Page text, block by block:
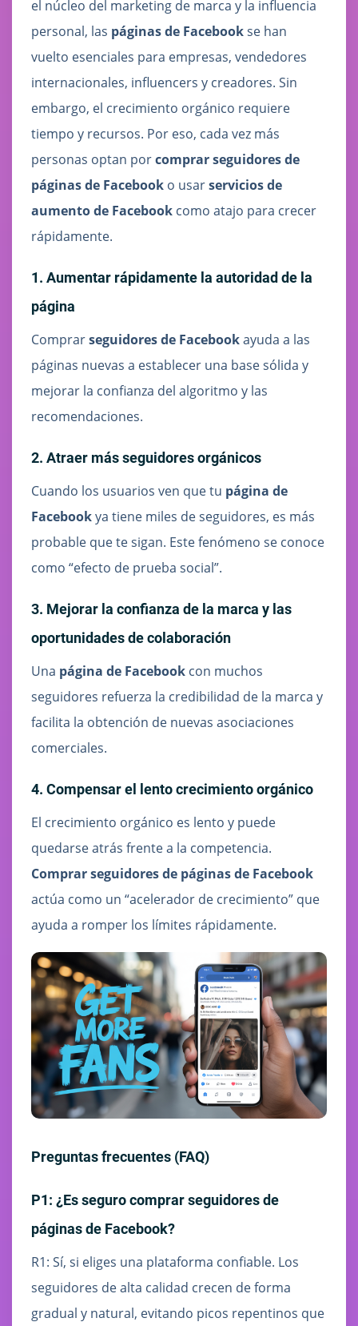
el núcleo del marketing de marca y la influencia
personal, las páginas de Facebookse han
vuelto esenciales para empresas, vendedores
internacionales, influencers y creadores. Sin
embargo, el crecimiento orgánico requiere
tiempo y recursos. Por eso, cada vez más
personas optan porcomprar seguidores de
páginas de Facebook o usarservicios de
aumento de Facebook como atajo para crecer
rápidamente.
1. Aumentar rápidamente la autoridad de la
página
Comprarseguidores de Facebookayuda a las
páginas nuevas a establecer una base sólida y
mejorar la confianza del algoritmo y las
recomendaciones.
2. Atraer más seguidores orgánicos
Cuando los usuarios ven que tu página de
Facebookya tiene miles de seguidores, es más
probable que te sigan. Este fenómeno se conoce
como “efecto de prueba social”.
3. Mejorar la confianza de la marca y las
oportunidades de colaboración
Una página de Facebook con muchos
seguidores refuerza la credibilidad de la marca y
facilita la obtención de nuevas asociaciones
comerciales.
4. Compensar el lento crecimiento orgánico
El crecimiento orgánico es lento y puede
quedarse atrás frente a la competencia.
Comprar seguidores de páginas de Facebook
actúa como un “acelerador de crecimiento” que
ayuda a romper los límites rápidamente.
Preguntas frecuentes (FAQ)
P1: ¿Es seguro comprar seguidores de
páginas de Facebook?
R1: Sí, si eliges una plataforma confiable. Los
seguidores de alta calidad crecen de forma
gradual y natural, evitando picos repentinos que